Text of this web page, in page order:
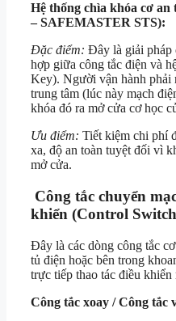
Hệ thống chìa khóa cơ an
– SAFEMASTER STS):
Đặc điểm: Đây là giải
hợp giữa công tắc điện và
Key). Người vận hành phải
trung tâm (lúc này mạch
khóa đó ra mở cửa cơ học
Ưu điểm: Tiết kiệm chi phí
xa, độ an toàn tuyệt đối vì
mở cửa.
Công tắc chuyển
khiển (Control
Đây là các dòng công tắc
tủ điện hoặc bên trong
trực tiếp thao tác điều khiển
Công tắc xoay / Công tắc